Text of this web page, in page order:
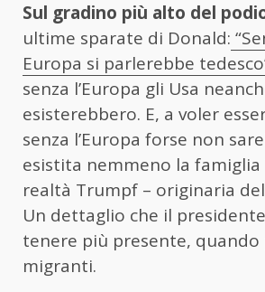
Sul gradino più alto del
ultime sparate di Donald:
Europa si parlerebbe
senza l’Europa gli Usa
esisterebbero. E, a voler
senza l’Europa forse non
esistita nemmeno la
realtà Trumpf – originaria
Un dettaglio che il
tenere più presente, quando
migranti.